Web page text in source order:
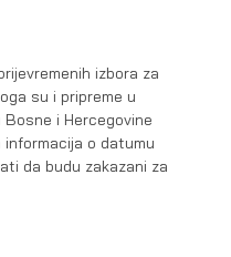
izbora za
su i pripreme u
i Hercegovine
informacija o datumu
da budu zakazani za